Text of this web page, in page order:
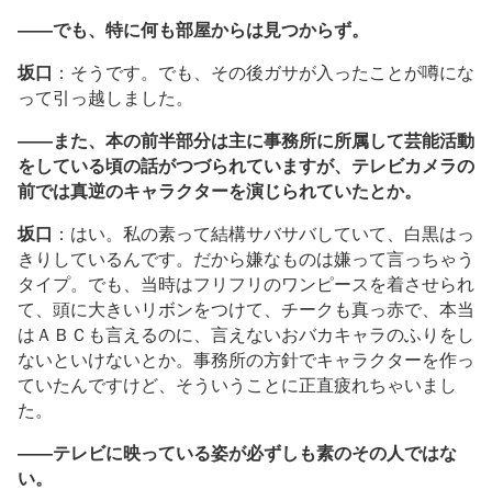
――でも、特に何も部屋からは見つからず。
坂口 ：そうです。でも、その後ガサが入ったことが噂にな
って引っ越しました。
――また、本の前半部分は主に事務所に所属して芸能活動
をしている頃の話がつづられていますが、テレビカメラの
前では真逆のキャラクターを演じられていたとか。
坂口 ：はい。私の素って結構サバサバしていて、白黒はっ
きりしているんです。だから嫌なものは嫌って言っちゃう
タイプ。でも、当時はフリフリのワンピースを着させられ
て、頭に大きいリボンをつけて、チークも真っ赤で、本当
はＡＢＣも言えるのに、言えないおバカキャラのふりをし
ないといけないとか。事務所の方針でキャラクターを作っ
ていたんですけど、そういうことに正直疲れちゃいまし
た。
――テレビに映っている姿が必ずしも素のその人ではな
い。